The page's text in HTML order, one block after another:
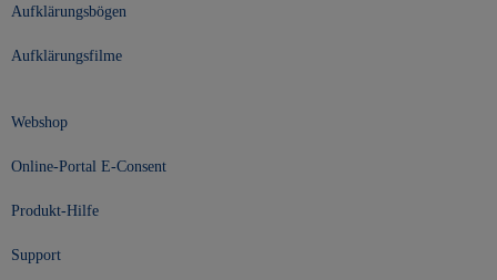
Aufklärungsbögen
Aufklärungsfilme
Webshop
Online-Portal E-Consent
Produkt-Hilfe
Support